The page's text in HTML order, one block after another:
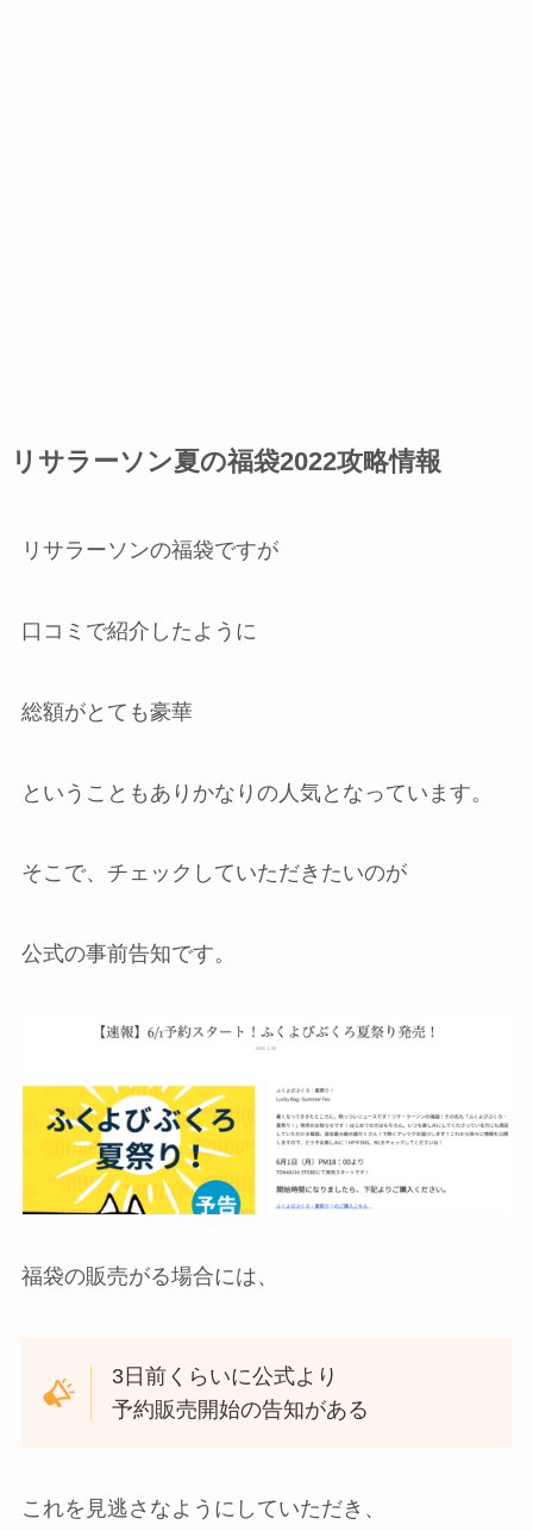
リサラーソン夏の福袋2022攻略情報
リサラーソンの福袋ですが
口コミで紹介したように
総額がとても豪華
ということもありかなりの人気となっています。
そこで、チェックしていただきたいのが
公式の事前告知です。
福袋の販売がる場合には、
3日前くらいに公式より
予約販売開始の告知がある
これを見逃さなようにしていただき、